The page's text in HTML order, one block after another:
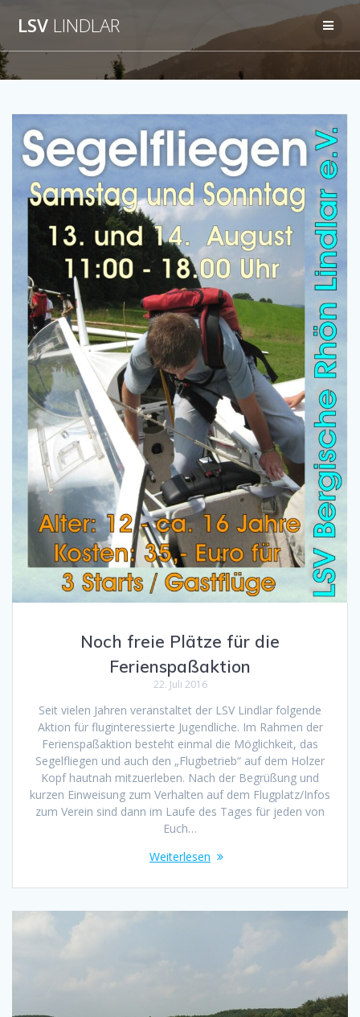
springen
LSV LINDLAR
Noch freie Plätze für die
Ferienspaßaktion
22. Juli 2016
Seit vielen Jahren veranstaltet der LSV Lindlar folgende
Aktion für fluginteressierte Jugendliche. Im Rahmen der
Ferienspaßaktion besteht einmal die Möglichkeit, das
Segelfliegen und auch den „Flugbetrieb“ auf dem Holzer
Kopf hautnah mitzuerleben. Nach der Begrüßung und
kurzen Einweisung zum Verhalten auf dem Flugplatz/Infos
zum Verein sind dann im Laufe des Tages für jeden von
Euch…
Weiterlesen